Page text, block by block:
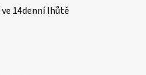
14denní lhůtě